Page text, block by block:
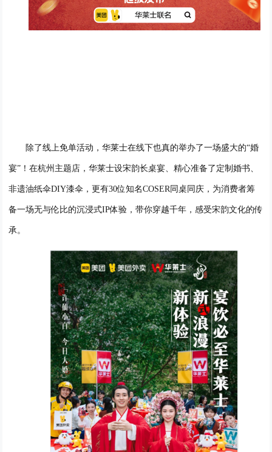
除了线上免单活动，华莱士在线下也真的举办了一场盛大的“婚
宴”！在杭州主题店，华莱士设宋韵长桌宴、精心准备了 定制婚书、
非遗油纸伞DIY漆伞 ，更有30位知名COSER同桌同庆 ， 为消费者筹
备一场无与伦比的沉浸式IP体验，带你穿越千年 ，感受宋韵文化的传
承。